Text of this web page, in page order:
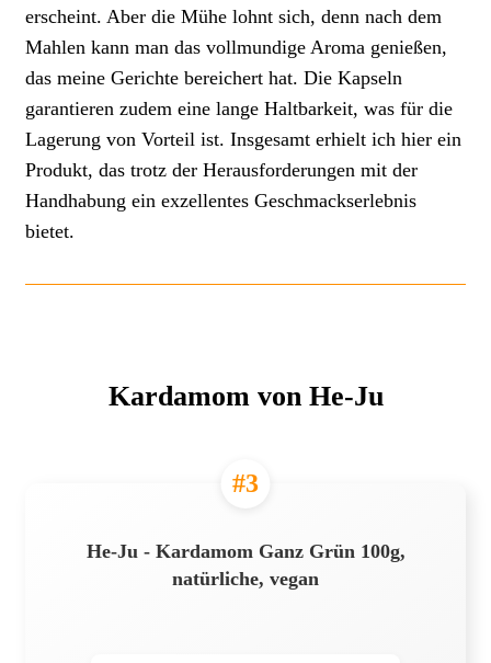
erscheint. Aber die Mühe lohnt sich, denn nach dem
Mahlen kann man das vollmundige Aroma genießen,
das meine Gerichte bereichert hat. Die Kapseln
garantieren zudem eine lange Haltbarkeit, was für die
Lagerung von Vorteil ist. Insgesamt erhielt ich hier ein
Produkt, das trotz der Herausforderungen mit der
Handhabung ein exzellentes Geschmackserlebnis
bietet.
Kardamom von He-Ju
#3
He-Ju - Kardamom Ganz Grün 100g,
natürliche, vegan